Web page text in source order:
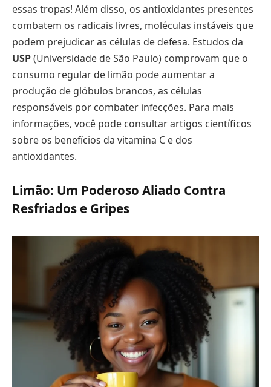
essas tropas! Além disso, os antioxidantes presentes
combatem os radicais livres, moléculas instáveis que
podem prejudicar as células de defesa. Estudos da
USP(Universidade de São Paulo) comprovam que o
consumo regular de limão pode aumentar a
produção de glóbulos brancos, as células
responsáveis por combater infecções. Para mais
informações, você pode consultar artigos científicos
sobre os benefícios da vitamina C e dos
antioxidantes.
Limão: Um Poderoso Aliado Contra
Resfriados e Gripes